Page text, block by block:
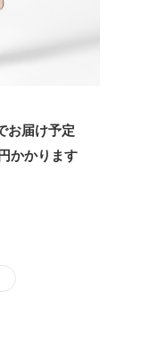
お届け予定
円かかります